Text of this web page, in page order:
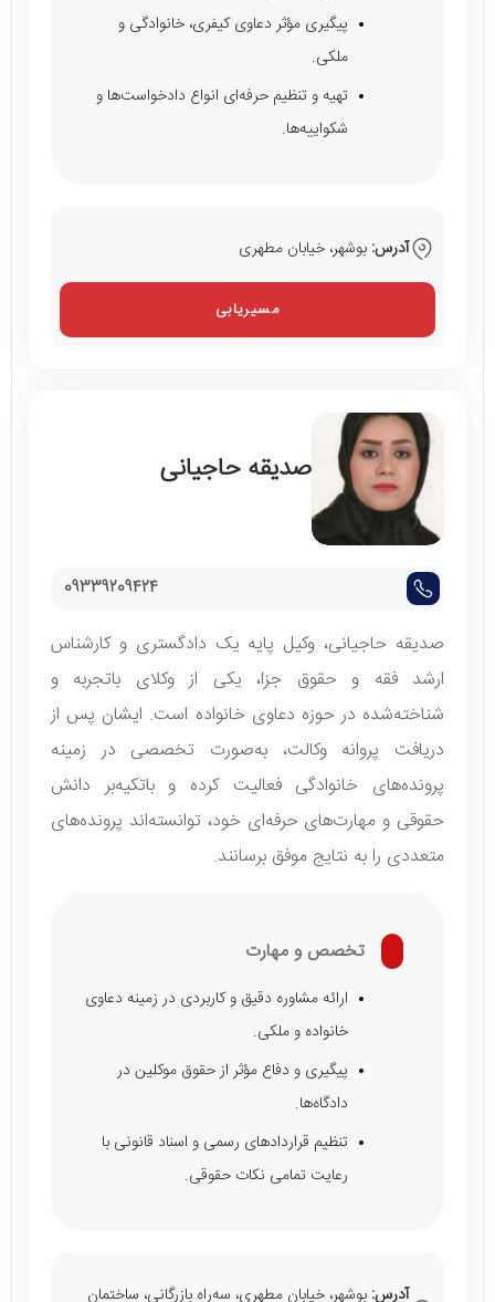
پیگیری مؤثر دعاوی کیفری، خانوادگی و
ملکی.
تهیه و تنظیم حرفه‌ای انواع دادخواست‌ها و
شکواییه‌ها.
آدرس: بوشهر، خیابان مطهری
مسیریابی
صدیقه حاجیانی
09339209424
صدیقه حاجیانی، وکیل پایه یک دادگستری و کارشناس
ارشد فقه و حقوق جزا، یکی از وکلای باتجربه و
شناخته‌شده در حوزه دعاوی خانواده است. ایشان پس از
دریافت پروانه وکالت، به‌صورت تخصصی در زمینه
پرونده‌های خانوادگی فعالیت کرده و باتکیه‌بر دانش
حقوقی و مهارت‌های حرفه‌ای خود، توانسته‌اند پرونده‌های
متعددی را به نتایج موفق برسانند.
تخصص و مهارت
ارائه مشاوره دقیق و کاربردی در زمینه دعاوی
خانواده و ملکی.
پیگیری و دفاع مؤثر از حقوق موکلین در
دادگاه‌ها.
تنظیم قراردادهای رسمی و اسناد قانونی با
رعایت تمامی نکات حقوقی.
آدرس: بوشهر، خیابان مطهری، سه‌راه بازرگانی، ساختمان